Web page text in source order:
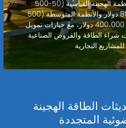
التسعير الأخيرة أن الأنظمة الهجينة القياسية (50-500
كيلوواط) تبدأ من 80،000 دولار والأنظمة المتوسطة (500
كيلوواط-2 ميجاواط) من 400،000 دولار، مع خيارات تمويل
شراء الطاقة والقروض الصناعية
الطاقة الهجينة
المتجددة